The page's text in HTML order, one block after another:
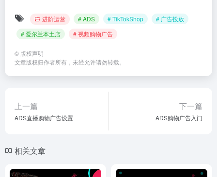
进阶运营 # ADS # TikTokShop
# 广告投放
# 爱尔兰本土店
# 视频购物广告
© 版权声明
文章版权归作者所有，未经允许请勿转载。
上一篇
ADS直播购物广告设置
下一篇
ADS购物广告入门
相关文章